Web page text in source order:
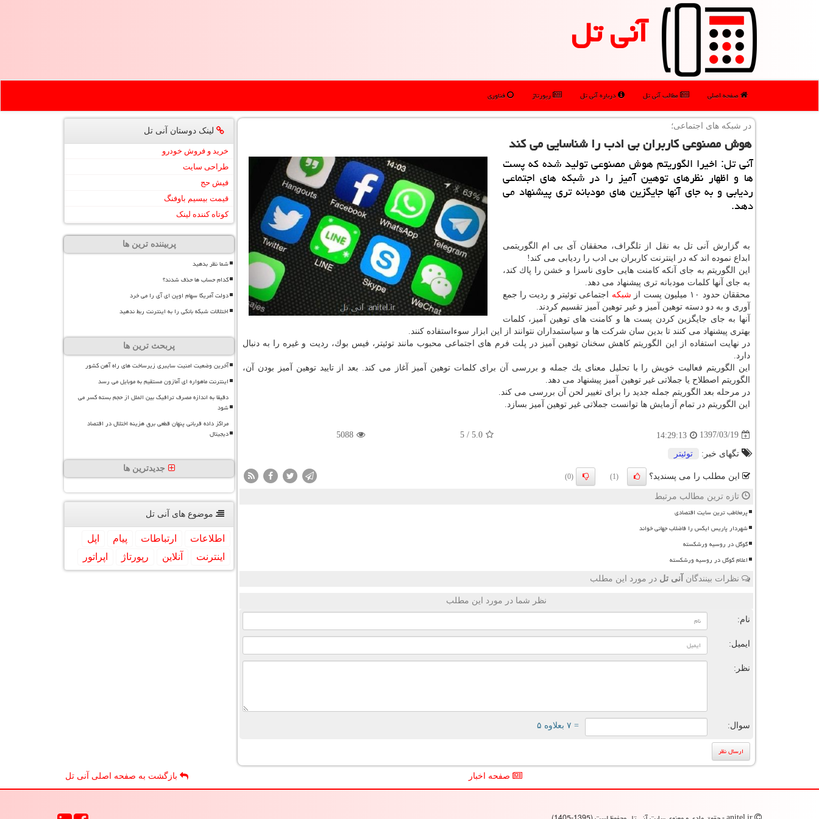
آنی تل
صفحه اصلی مطالب آنی تل درباره آنی تل رپورتاژ فناوری
در شبكه های اجتماعی؛
هوش مصنوعی كاربران بی ادب را شناسایی می كند
آنی تل: اخیرا الگوریتم هوش مصنوعی تولید شده كه پست
ها و اظهار نظرهای توهین آمیز را در شبكه های اجتماعی
ردیابی و به جای آنها جایگزین های مودبانه تری پیشنهاد می
دهد.
به گزارش آنی تل به نقل از تلگراف، محققان آی بی ام الگوریتمی
ابداع نموده اند كه در اینترنت كاربران بی ادب را ردیابی می كند!
این الگوریتم به جای آنكه كامنت هایی حاوی ناسزا و خشن را پاك كند،
به جای آنها كلمات مودبانه تری پیشنهاد می دهد.
محققان حدود ۱۰ میلیون پست از
شبكه اجتماعی توئیتر و ردیت را جمع
آوری و به دو دسته توهین آمیز و غیر توهین آمیز تقسیم كردند.
آنها به جای جایگزین كردن پست ها و كامنت های توهین آمیز، كلمات
بهتری پیشنهاد می كنند تا بدین سان شركت ها و سیاستمداران نتوانند از این ابزار سوءاستفاده كنند.
در نهایت استفاده از این الگوریتم كاهش سخنان توهین آمیز در پلت فرم های اجتماعی محبوب مانند توئیتر، فیس بوك، ردیت و غیره را به دنبال
دارد.
این الگوریتم فعالیت خویش را با تحلیل معنای یك جمله و بررسی آن برای كلمات توهین آمیز آغاز می كند. بعد از تایید توهین آمیز بودن آن،
الگوریتم اصطلاح یا جملاتی غیر توهین آمیز پیشنهاد می دهد.
در مرحله بعد الگوریتم جمله جدید را برای تغییر لحن آن بررسی می كند.
این الگوریتم در تمام آزمایش ها توانست جملاتی غیر توهین آمیز بسازد.
1397/03/19
14:29:13
5.0
/
5
5088
تگهای خبر: توئیتر
این مطلب را می پسندید؟ (1)
(0)
تازه ترین مطالب مرتبط
پرمخاطب ترین سایت اقتصادی
شهردار پاریس ایکس را فاضلاب جهانی خواند
گوگل در روسیه ورشکسته
اعلام گوگل در روسیه ورشکسته
نظرات بینندگان آنی تل در مورد این مطلب
نظر شما در مورد این مطلب
نام:
ایمیل:
نظر:
سوال: = ۷ بعلاوه ۵
لینک دوستان آنی تل
خرید و فروش خودرو
طراحی سایت
فیش حج
قیمت بیسیم باوفنگ
کوتاه کننده لینک
پربیننده ترین ها
شما نظر بدهید
کدام حساب ها حذف شدند؟
دولت آمریکا سهام اوپن ای آی را می خرد
اختلالات شبکه بانکی را به اینترنت ربط ندهید
پربحث ترین ها
آخرین وضعیت امنیت سایبری زیرساخت های راه آهن کشور
اینترنت ماهواره ای آمازون مستقیم به موبایل می رسد
دقیقا به اندازه مصرف ترافیک بین الملل از حجم بسته کسر می
شود
مراکز داده قربانی پنهان قطعی برق هزینه اختلال در اقتصاد
دیجیتال
جدیدترین ها
موضوع های آنی تل
اطلاعات ارتباطات پیام
اپل
اینترنت
آنلاین رپورتاژ اپراتور
صفحه اخبار بازگشت به صفحه اصلی آنی تل